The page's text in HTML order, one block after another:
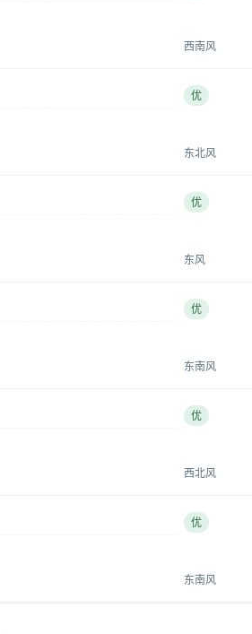
西南风
优
东北风
优
东风
优
东南风
优
西北风
优
东南风